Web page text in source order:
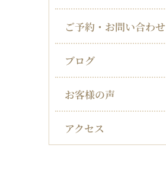
ご予約・お問い合わせ
ブログ
お客様の声
アクセス